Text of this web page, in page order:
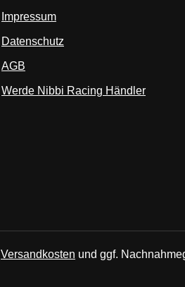
Impressum
Datenschutz
AGB
Werde Nibbi Racing Händler
Versandkosten und ggf.